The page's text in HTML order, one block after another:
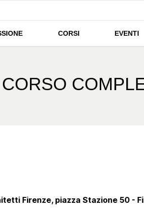
CORSI EVENTI
Firenze, piazza Stazione 50 -